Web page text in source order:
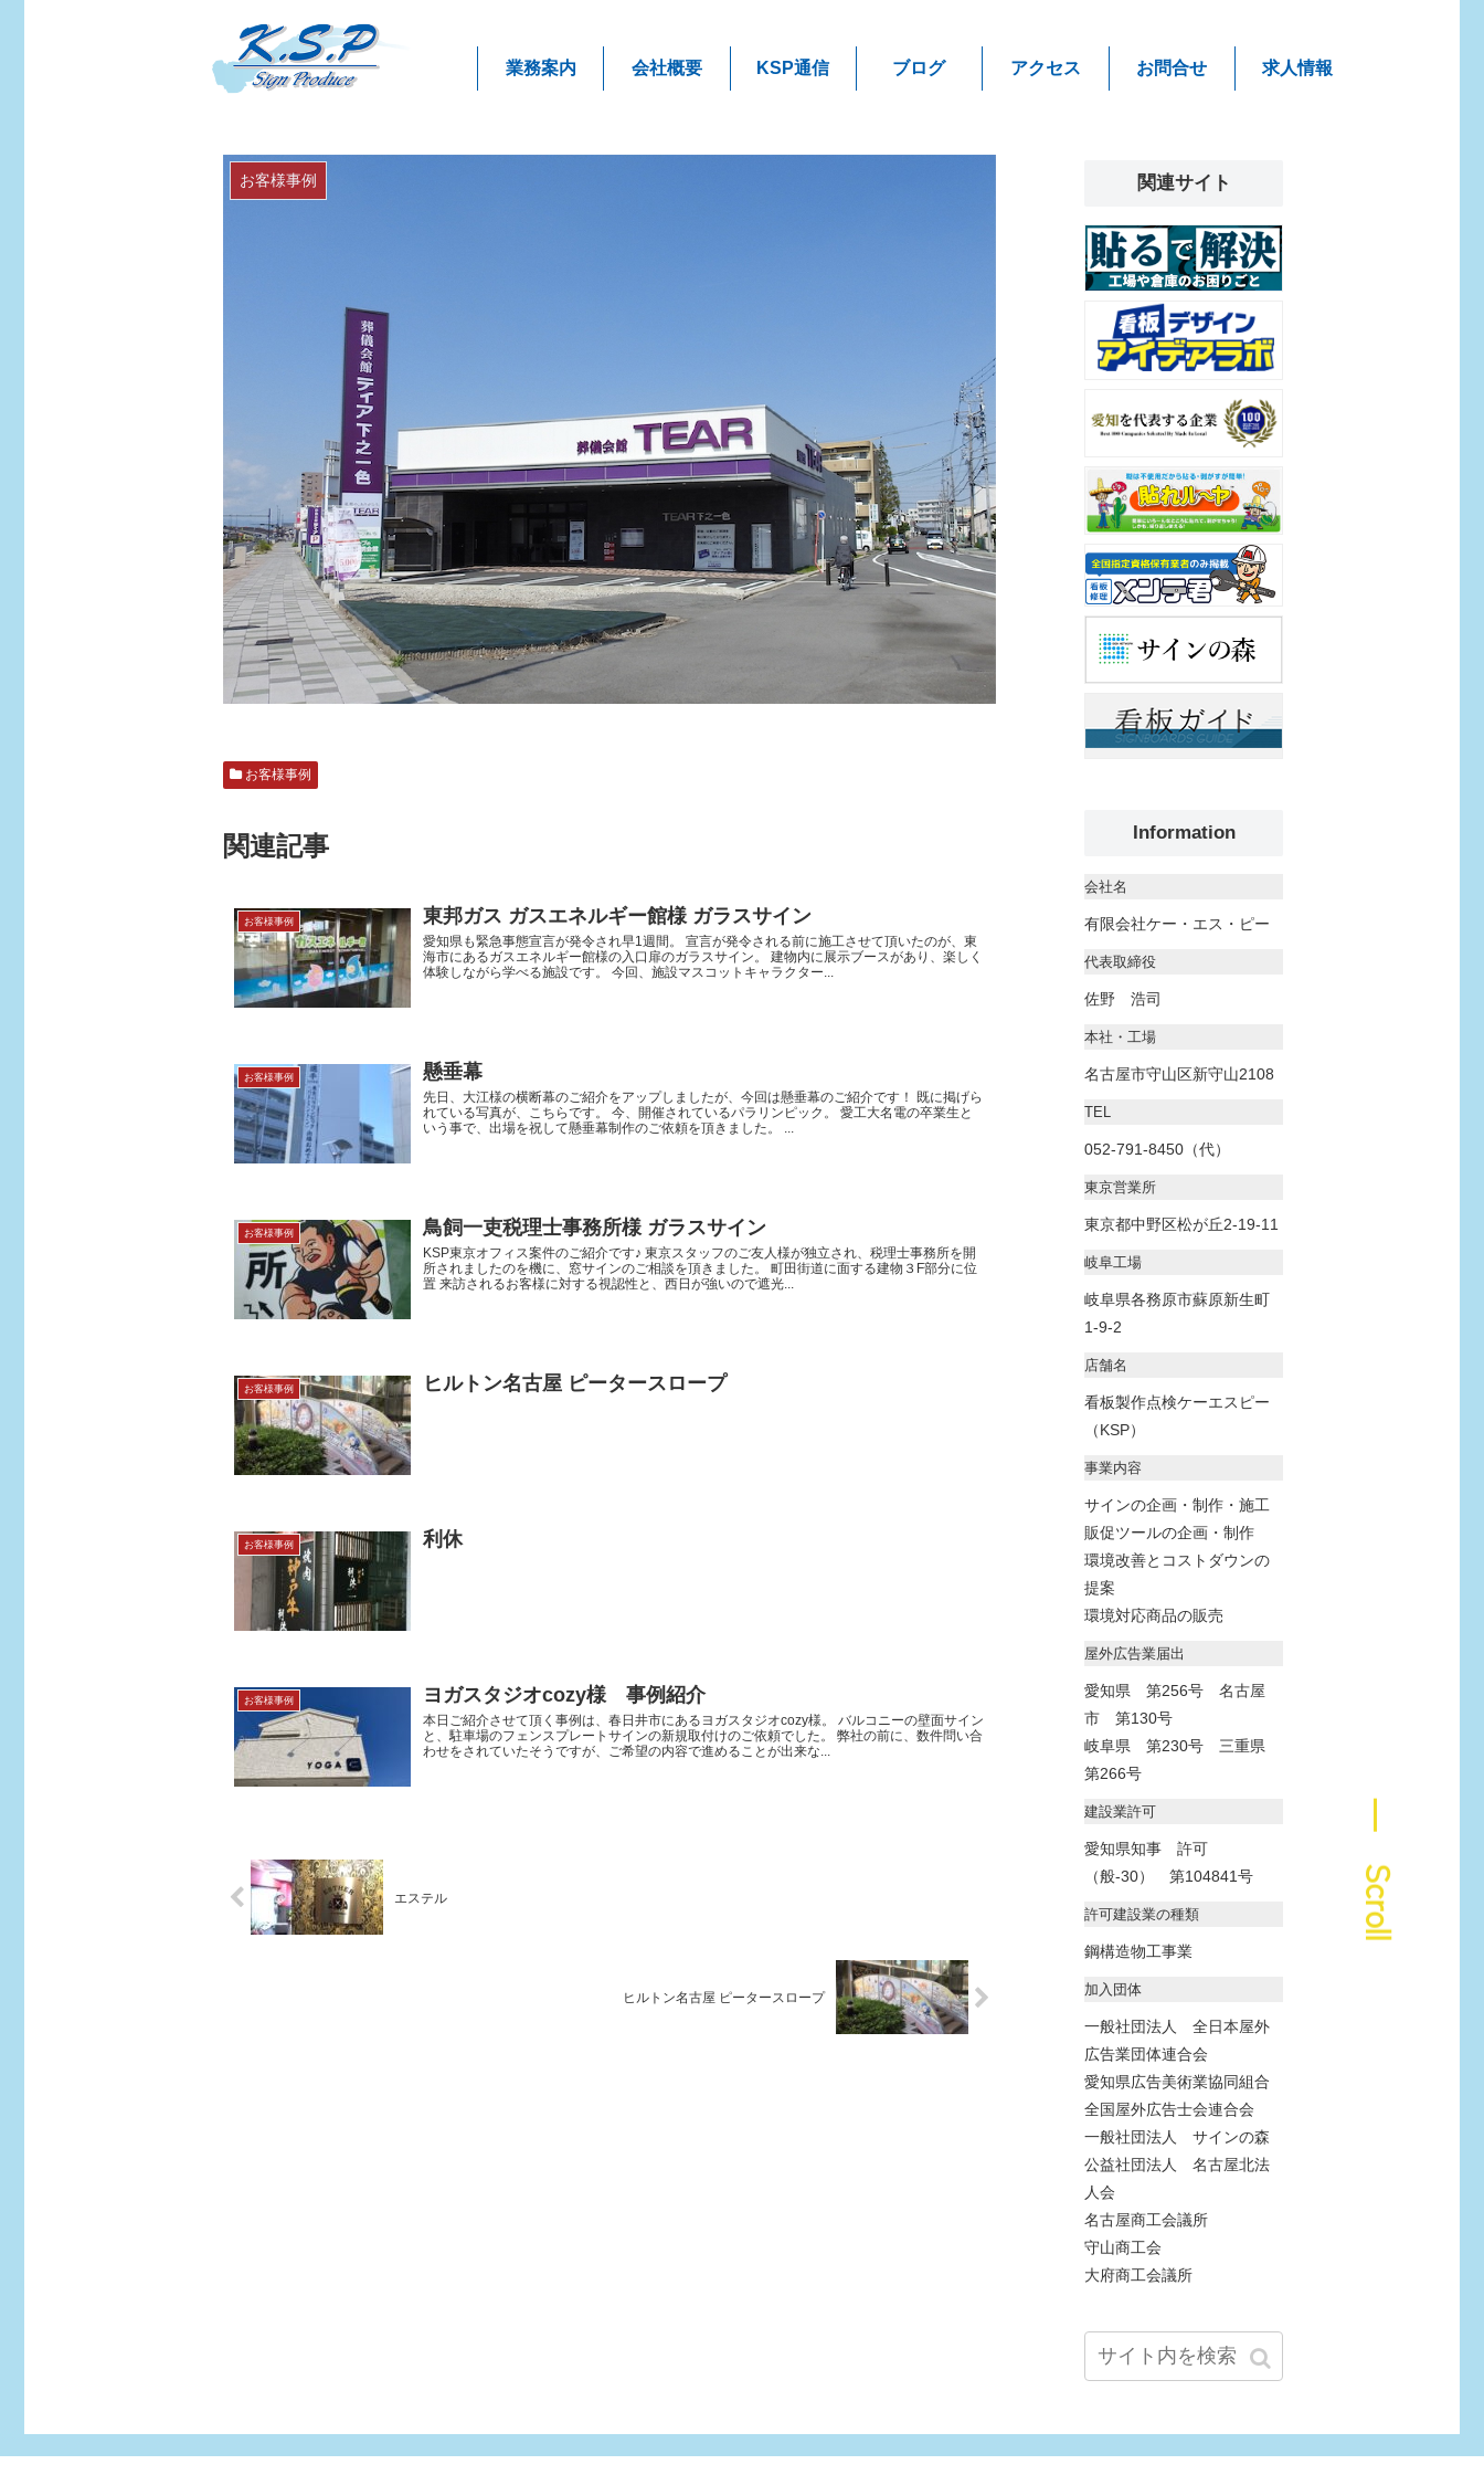
業務案内 会社概要 KSP通信 ブログ アクセス お問合せ 求人情報
― Scroll
お客様事例
お客様事例
関連記事
お客様事例 東邦ガス ガスエネルギー館様 ガラスサイン
愛知県も緊急事態宣言が発令され早1週間。 宣言が発令される前に施工させて頂いたのが、東
海市にあるガスエネルギー館様の入口扉のガラスサイン。 建物内に展示ブースがあり、楽しく
体験しながら学べる施設です。 今回、施設マスコットキャラクター...
お客様事例 懸垂幕
先日、大江様の横断幕のご紹介をアップしましたが、今回は懸垂幕のご紹介です！ 既に掲げら
れている写真が、こちらです。 今、開催されているパラリンピック。 愛工大名電の卒業生と
いう事で、出場を祝して懸垂幕制作のご依頼を頂きました。 ...
お客様事例 鳥飼一吏税理士事務所様 ガラスサイン
KSP東京オフィス案件のご紹介です♪ 東京スタッフのご友人様が独立され、税理士事務所を開
所されましたのを機に、窓サインのご相談を頂きました。 町田街道に面する建物３F部分に位
置 来訪されるお客様に対する視認性と、西日が強いので遮光...
お客様事例 ヒルトン名古屋 ピータースロープ
お客様事例 利休
お客様事例 ヨガスタジオcozy様 事例紹介
本日ご紹介させて頂く事例は、春日井市にあるヨガスタジオcozy様。 バルコニーの壁面サイン
と、駐車場のフェンスプレートサインの新規取付けのご依頼でした。 弊社の前に、数件問い合
わせをされていたそうですが、ご希望の内容で進めることが出来な...
エステル
ヒルトン名古屋 ピータースロープ
関連サイト
Information
会社名
有限会社ケー・エス・ピー
代表取締役
佐野 浩司
本社・工場
名古屋市守山区新守山2108
TEL
052-791-8450（代）
東京営業所
東京都中野区松が丘2-19-11
岐阜工場
岐阜県各務原市蘇原新生町
1-9-2
店舗名
看板製作点検ケーエスピー
（KSP）
事業内容
サインの企画・制作・施工
販促ツールの企画・制作
環境改善とコストダウンの
提案
環境対応商品の販売
屋外広告業届出
愛知県 第256号 名古屋
市 第130号
岐阜県 第230号 三重県
第266号
建設業許可
愛知県知事 許可
（般-30） 第104841号
許可建設業の種類
鋼構造物工事業
加入団体
一般社団法人 全日本屋外
広告業団体連合会
愛知県広告美術業協同組合
全国屋外広告士会連合会
一般社団法人 サインの森
公益社団法人 名古屋北法
人会
名古屋商工会議所
守山商工会
大府商工会議所